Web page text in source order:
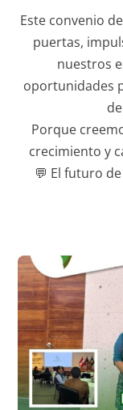
Este convenio
puertas,
nuestros
oportunidades
Porque
crecimiento y
💬 El futuro